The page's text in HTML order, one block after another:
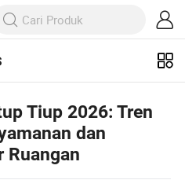
Tiup 2026: Tren
dan
Ruangan